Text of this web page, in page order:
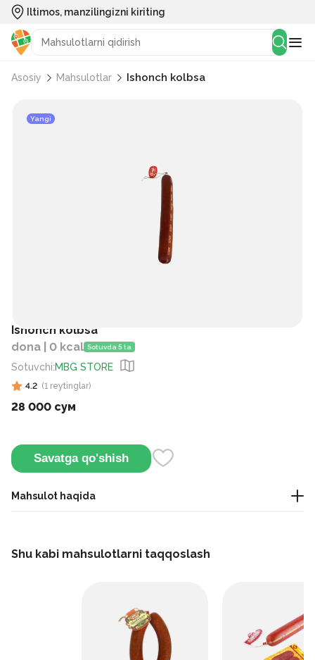
Iltimos, manzilingizni kiriting
Asosiy Mahsulotlar Ishonch kolbsa
Yangi
Ishonch kolbsa
dona | 0 kcal Sotuvda 5 ta
Sotuvchi:MBG STORE
4.2 (1 reytinglar)
28 000 сум
Savatga qo'shish
Mahsulot haqida
issiq ovqatlar bilan xizmat qilishi mumkin.
Shu kabi mahsulotlarni taqqoslash